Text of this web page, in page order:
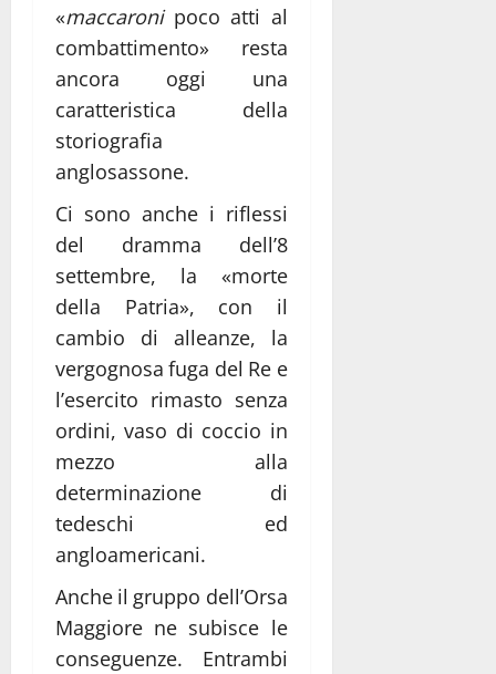
«maccaronipoco atti al
combattimento» resta
ancora oggi una
caratteristica della
storiografia
anglosassone.
Ci sono anche i riflessi
del dramma dell’8
settembre, la «morte
della Patria», con il
cambio di alleanze, la
vergognosa fuga del Re e
l’esercito rimasto senza
ordini, vaso di coccio in
mezzo alla
determinazione di
tedeschi ed
angloamericani.
Anche il gruppo dell’Orsa
Maggiore ne subisce le
conseguenze. Entrambi